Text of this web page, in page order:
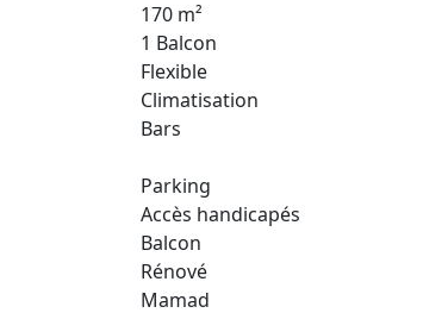
170 m²
1 Balcon
Flexible
Climatisation
Bars
Parking
Accès handicapés
Balcon
Rénové
Mamad